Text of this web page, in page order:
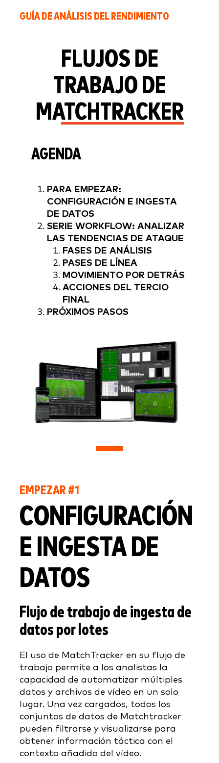
GUÍA DE ANÁLISIS DEL RENDIMIENTO
FLUJOS DE
TRABAJO DE
MATCHTRACKER
AGENDA
PARA EMPEZAR:
CONFIGURACIÓN E INGESTA
DE DATOS
SERIE WORKFLOW: ANALIZAR
LAS TENDENCIAS DE ATAQUE
FASES DE ANÁLISIS
PASES DE LÍNEA
MOVIMIENTO POR DETRÁS
ACCIONES DEL TERCIO
FINAL
PRÓXIMOS PASOS
EMPEZAR #1
CONFIGURACIÓN
E INGESTA DE
DATOS
Flujo de trabajo de ingesta de
datos por lotes
El uso de MatchTracker en su flujo de
trabajo permite a los analistas la
capacidad de automatizar múltiples
datos y archivos de vídeo en un solo
lugar. Una vez cargados, todos los
conjuntos de datos de Matchtracker
pueden filtrarse y visualizarse para
obtener información táctica con el
contexto añadido del vídeo.